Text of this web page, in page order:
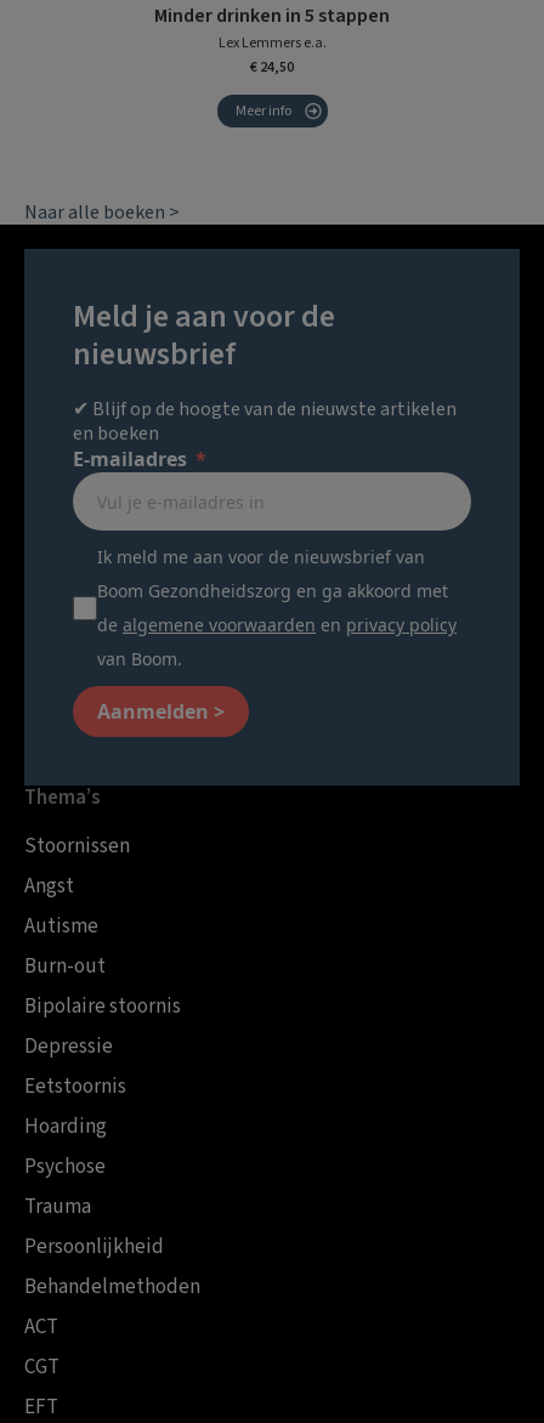
Minder drinken in 5 stappen
Lex Lemmers e.a.
€ 24,50
Meer info
Naar alle boeken >
Meld je aan voor de
nieuwsbrief
✔ Blijf op de hoogte van de nieuwste artikelen
en boeken
E-mailadres
Ik meld me aan voor de nieuwsbrief van
Boom Gezondheidszorg en ga akkoord met
de algemene voorwaarden en privacy policy
van Boom.
Aanmelden >
Thema’s
Stoornissen
Angst
Autisme
Burn-out
Bipolaire stoornis
Depressie
Eetstoornis
Hoarding
Psychose
Trauma
Persoonlijkheid
Behandelmethoden
ACT
CGT
EFT